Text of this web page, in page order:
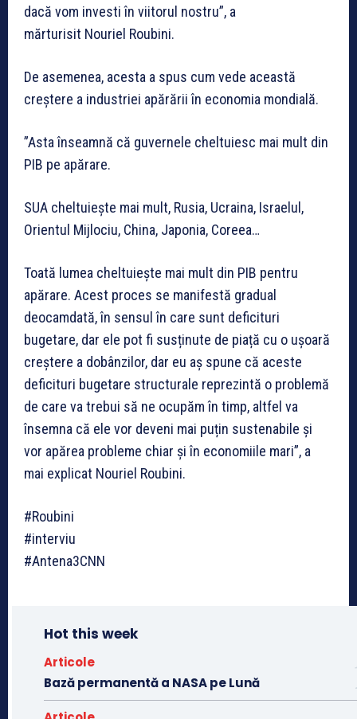
dacă vom investi în viitorul nostru”, a
mărturisit Nouriel Roubini.
De asemenea, acesta a spus cum vede această
creștere a industriei apărării în economia mondială.
”Asta înseamnă că guvernele cheltuiesc mai mult din
PIB pe apărare.
SUA cheltuiește mai mult, Rusia, Ucraina, Israelul,
Orientul Mijlociu, China, Japonia, Coreea…
Toată lumea cheltuiește mai mult din PIB pentru
apărare. Acest proces se manifestă gradual
deocamdată, în sensul în care sunt deficituri
bugetare, dar ele pot fi susținute de piață cu o ușoară
creștere a dobânzilor, dar eu aș spune că aceste
deficituri bugetare structurale reprezintă o problemă
de care va trebui să ne ocupăm în timp, altfel va
însemna că ele vor deveni mai puțin sustenabile și
vor apărea probleme chiar și în economiile mari”, a
mai explicat Nouriel Roubini.
#Roubini
#interviu
#Antena3CNN
Hot this week
Articole
Bază permanentă a NASA pe Lună